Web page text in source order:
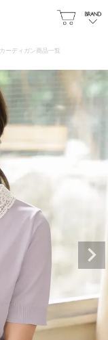
カーディガン商品一覧